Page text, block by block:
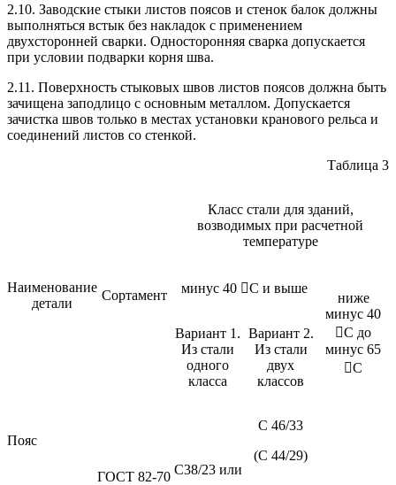
2.10. Заводские стыки листов поясов и стенок балок должны
выполняться встык без накладок с применением
двухсторонней сварки. Односторонняя сварка допускается
при условии подварки корня шва.
2.11. Поверхность стыковых швов листов поясов должна быть
зачищена заподлицо с основным металлом. Допускается
зачистка швов только в местах установки кранового рельса и
соединений листов со стенкой.
Таблица 3
Наименование
детали
Сортамент
Класс стали для зданий,
возводимых при расчетной
температуре
минус 40 С и выше
ниже
минус 40
С до
минус 65
С
Вариант 1.
Из стали
одного
класса
Вариант 2.
Из стали
двух
классов
Пояс
ГОСТ 82-70 С38/23 или
С 46/33
(С 44/29)